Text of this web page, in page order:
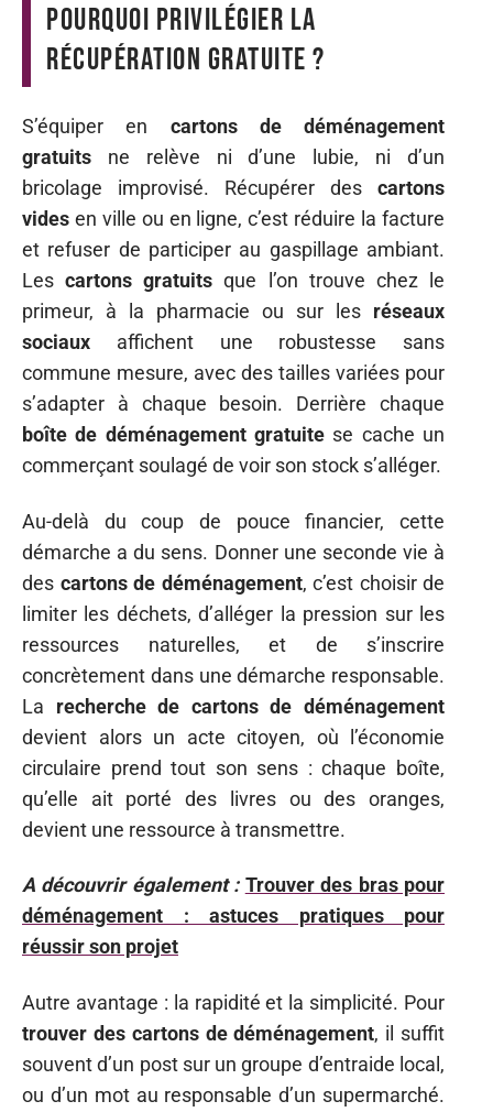
pourquoi privilégier la
récupération gratuite ?
S’équiper en cartons de déménagement
gratuits ne relève ni d’une lubie, ni d’un
bricolage improvisé. Récupérer des cartons
vides en ville ou en ligne, c’est réduire la facture
et refuser de participer au gaspillage ambiant.
Lescartons gratuits que l’on trouve chez le
primeur, à la pharmacie ou sur les réseaux
sociaux affichent une robustesse sans
commune mesure, avec des tailles variées pour
s’adapter à chaque besoin. Derrière chaque
boîte de déménagement gratuite se cache un
commerçant soulagé de voir son stock s’alléger.
Au-delà du coup de pouce financier, cette
démarche a du sens. Donner une seconde vie à
des cartons de déménagement, c’est choisir de
limiter les déchets, d’alléger la pression sur les
ressources naturelles, et de s’inscrire
concrètement dans une démarche responsable.
La recherche de cartons de déménagement
devient alors un acte citoyen, où l’économie
circulaire prend tout son sens : chaque boîte,
qu’elle ait porté des livres ou des oranges,
devient une ressource à transmettre.
A découvrir également : Trouver des bras pour
déménagement : astuces pratiques pour
réussir son projet
Autre avantage : la rapidité et la simplicité. Pour
trouver des cartons de déménagement, il suffit
souvent d’un post sur un groupe d’entraide local,
ou d’un mot au responsable d’un supermarché.